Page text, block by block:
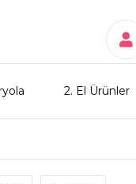
2. El Ürünler